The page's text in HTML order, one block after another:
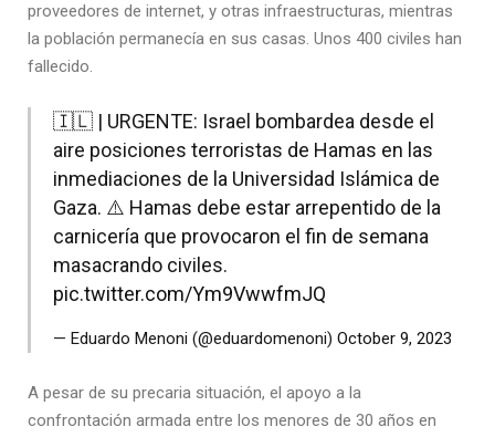
proveedores de internet, y otras infraestructuras, mientras
la población permanecía en sus casas. Unos 400 civiles han
fallecido.
🇮🇱 | URGENTE: Israel bombardea desde el
aire posiciones terroristas de Hamas en las
inmediaciones de la Universidad Islámica de
Gaza. ⚠️ Hamas debe estar arrepentido de la
carnicería que provocaron el fin de semana
masacrando civiles.
pic.twitter.com/Ym9VwwfmJQ
— Eduardo Menoni (@eduardomenoni) October 9, 2023
A pesar de su precaria situación, el apoyo a la
confrontación armada entre los menores de 30 años en